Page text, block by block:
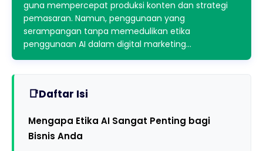
guna mempercepat produksi konten dan strategi
pemasaran. Namun, penggunaan yang
serampangan tanpa memedulikan etika
penggunaan AI dalam digital marketing…
Daftar Isi
Mengapa Etika AI Sangat Penting bagi
Bisnis Anda